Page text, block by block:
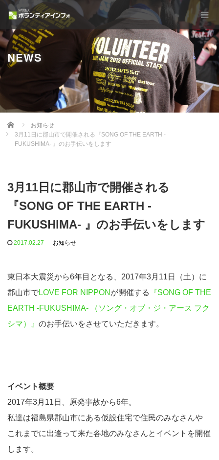
NEWS
Home
お知らせ
3月11日に郡山市で開催される『SONG OF THE EARTH -
FUKUSHIMA- 』のお手伝いをします
3月11日に郡山市で開催される
『SONG OF THE EARTH -
FUKUSHIMA- 』のお手伝いをします
2017.02.27 お知らせ
東日本大震災から6年目となる、2017年3月11日（土）に
郡山市でLOVE FOR NIPPON が開催する
『SONG OF THE
EARTH -FUKUSHIMA- （ソング・オブ・ジ・アース フク
シマ）』 のお手伝いをさせていただきます。
イベント概要
2017年3月11日、原発事故から6年。
私達は福島県郡山市にある仮設住宅で住民のみなさんや
これまでに出逢って来た各地のみなさんとイベントを開催
します。